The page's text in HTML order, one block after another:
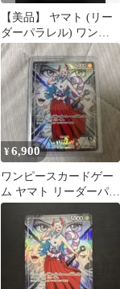
【美品】 ヤマト (リー
ダーパラレル) ワンピ
ースカードOP16-079
¥6,900
ワンピースカードゲー
ム ヤマト リーダーパラ
レル OP16-079 決戦の